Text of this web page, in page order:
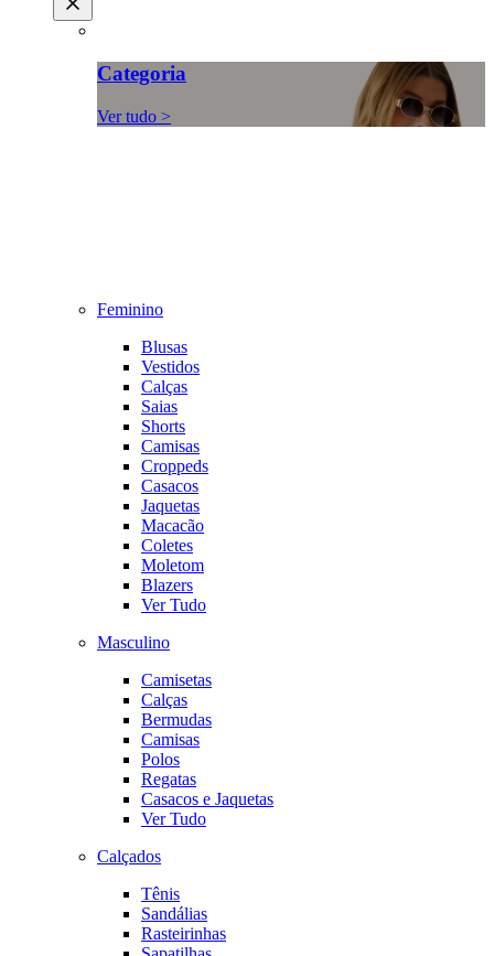
Categoria
Ver tudo >
Feminino
Blusas
Vestidos
Calças
Saias
Shorts
Camisas
Croppeds
Casacos
Jaquetas
Macacão
Coletes
Moletom
Blazers
Ver Tudo
Masculino
Camisetas
Calças
Bermudas
Camisas
Polos
Regatas
Casacos e Jaquetas
Ver Tudo
Calçados
Tênis
Sandálias
Rasteirinhas